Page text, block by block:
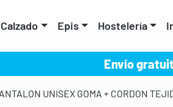
Calzado Epis Hostelería
Envío
UNISEX GOMA + CORDON